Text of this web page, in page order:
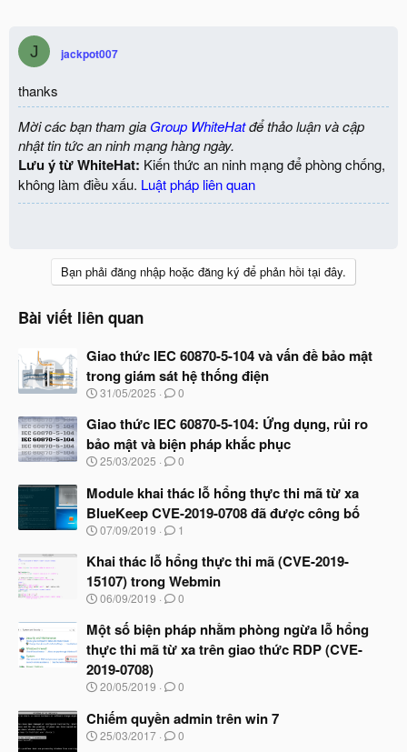
J jackpot007
thanks
Mời các bạn tham gia Group WhiteHatđể thảo luận và cập
nhật tin tức an ninh mạng hàng ngày.
Lưu ý từ WhiteHat: Kiến thức an ninh mạng để phòng chống,
không làm điều xấu. Luật pháp liên quan
Bạn phải đăng nhập hoặc đăng ký để phản hồi tại đây.
Bài viết liên quan
Giao thức IEC 60870-5-104 và vấn đề bảo mật
trong giám sát hệ thống điện
N
à
y
b
ắ
đ
ầ
u
31/05/2025 0
Giao thức IEC 60870-5-104: Ứng dụng, rủi ro
bảo mật và biện pháp khắc phục
N
à
b
ắ
đ
ầ
u
25/03/2025 0
Module khai thác lỗ hổng thực thi mã từ xa
BlueKeep CVE-2019-0708 đã được công bố
N
à
b
ắ
đ
ầ
u
07/09/2019 1
Khai thác lỗ hổng thực thi mã (CVE-2019-
15107) trong Webmin
N
à
y
b
ắ
t
ầ
u
06/09/2019 0
Một số biện pháp nhằm phòng ngừa lỗ hổng
thực thi mã từ xa trên giao thức RDP (CVE-
2019-0708)
N
à
y
b
20/05/2019 0
Chiếm quyền admin trên win 7
N
25/03/2017 0